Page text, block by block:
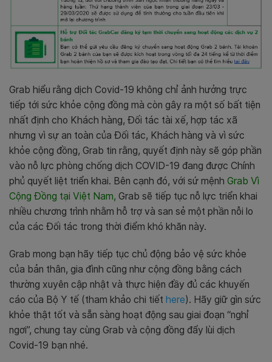
Grab hiểu rằng dịch Covid-19 không chỉ ảnh hưởng trực
tiếp tới sức khỏe cộng đồng mà còn gây ra một số bất tiện
nhất định cho Khách hàng, Đối tác tài xế, hợp tác xã
nhưng vì sự an toàn của Đối tác, Khách hàng và vì sức
khỏe cộng đồng, Grab tin rằng, quyết định này sẽ góp phần
vào nỗ lực phòng chống dịch COVID-19 đang được Chính
phủ quyết liệt triển khai. Bên cạnh đó, với sứ mệnh Grab Vì
Cộng Đồng tại Việt Nam, Grab sẽ tiếp tục nỗ lực triển khai
nhiều chương trình nhằm hỗ trợ và san sẻ một phần nỗi lo
của các Đối tác trong thời điểm khó khăn này.
Grab mong bạn hãy tiếp tục chủ động bảo vệ sức khỏe
của bản thân, gia đình cũng như cộng đồng bằng cách
thường xuyên cập nhật và thực hiện đầy đủ các khuyến
cáo của Bộ Y tế (tham khảo chi tiết here). Hãy giữ gìn sức
khỏe thật tốt và sẵn sàng hoạt động sau giai đoạn “nghỉ
ngơi”, chung tay cùng Grab và cộng đồng đẩy lùi dịch
Covid-19 bạn nhé.